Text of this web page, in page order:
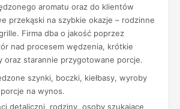
aromatu oraz do klientów
przekąski na szybkie okazje – rodzinne
Firma dba o jakość poprzez
nad procesem wędzenia, krótkie
oraz starannie przygotowane porcje.
szynki, boczki, kiełbasy, wyroby
na wynos.
detaliczni, rodziny, osoby szukające